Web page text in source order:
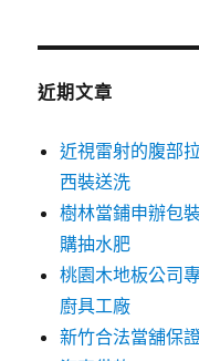
鍵
近期文章
近視雷射的腹部
西裝送洗
樹林當鋪申辦包
購抽水肥
桃園木地板公司
廚具工廠
新竹合法當舖保